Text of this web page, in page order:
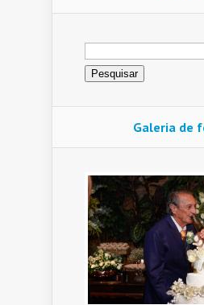
Pesquisar
por:
Galeria de